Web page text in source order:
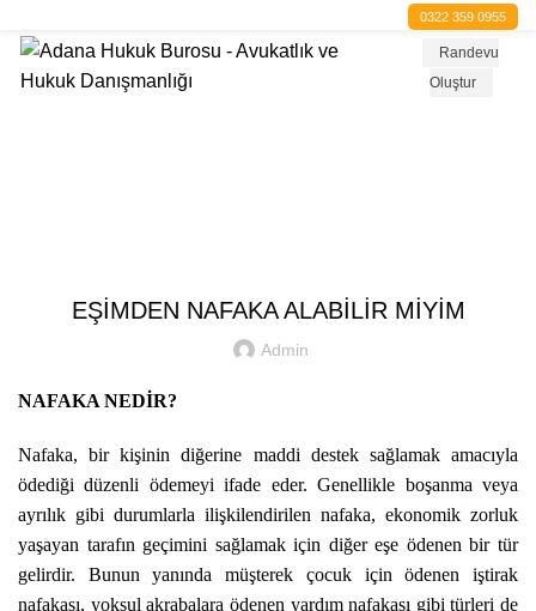
0322 359 0955
Randevu
Oluştur
EŞİMDEN NAFAKA ALABİLİR MİYİM
Admin
NAFAKA NEDİR?
Nafaka, bir kişinin diğerine maddi destek sağlamak amacıyla
ödediği düzenli ödemeyi ifade eder. Genellikle boşanma veya
ayrılık gibi durumlarla ilişkilendirilen nafaka, ekonomik zorluk
yaşayan tarafın geçimini sağlamak için diğer eşe ödenen bir tür
gelirdir. Bunun yanında müşterek çocuk için ödenen iştirak
nafakası, yoksul akrabalara ödenen yardım nafakası gibi türleri de